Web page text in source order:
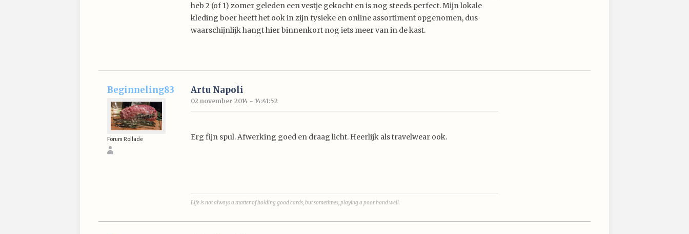
heb 2 (of 1) zomer geleden een vestje gekocht en is nog steeds perfect. Mijn lokale
kleding boer heeft het ook in zijn fysieke en online assortiment opgenomen, dus
waarschijnlijk hangt hier binnenkort nog iets meer van in de kast.
Beginneling83
Forum Rollade
Artu Napoli
02 november 2014 - 14:41:52
Erg fijn spul. Afwerking goed en draag licht. Heerlijk als travelwear ook.
Life is not always a matter of holding good cards, but sometimes, playing a poor hand well.